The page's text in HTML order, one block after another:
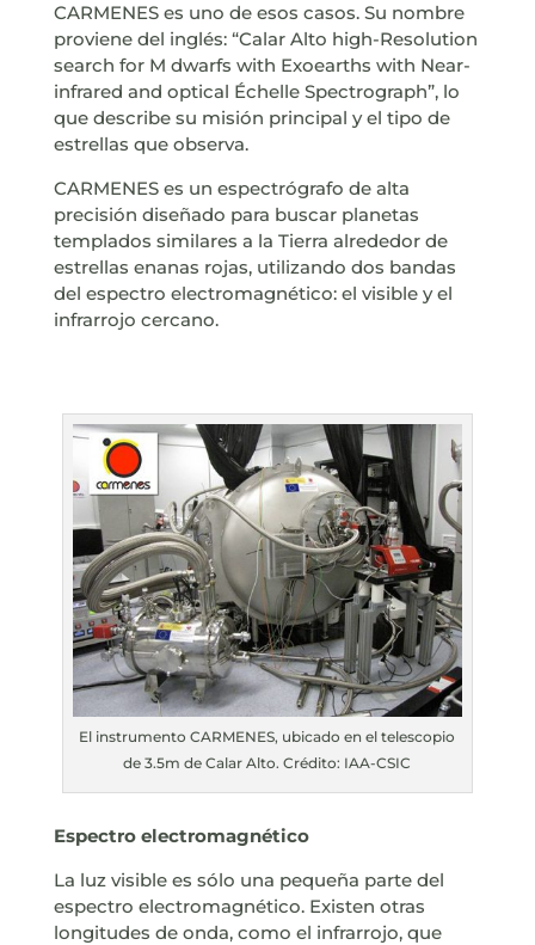
CARMENES es uno de esos casos. Su nombre
proviene del inglés: “Calar Alto high-Resolution
search for M dwarfs with Exoearths with Near-
infrared and optical Échelle Spectrograph”, lo
que describe su misión principal y el tipo de
estrellas que observa.
CARMENES es un espectrógrafo de alta
precisión diseñado para buscar planetas
templados similares a la Tierra alrededor de
estrellas enanas rojas, utilizando dos bandas
del espectro electromagnético: el visible y el
infrarrojo cercano.
El instrumento CARMENES, ubicado en el telescopio
de 3.5m de Calar Alto. Crédito: IAA-CSIC
Espectro electromagnético
La luz visible es sólo una pequeña parte del
espectro electromagnético. Existen otras
longitudes de onda, como el infrarrojo, que